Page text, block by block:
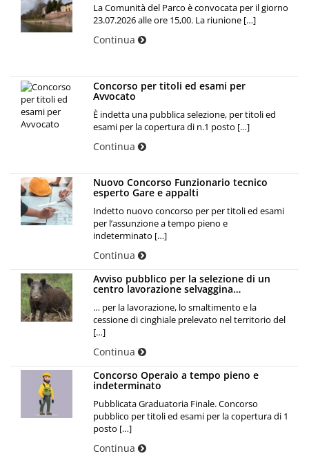
La Comunità del Parco è convocata per il giorno
23.07.2026 alle ore 15,00. La riunione […]
Continua
Concorso per titoli ed esami per
Avvocato
È indetta una pubblica selezione, per titoli ed
esami per la copertura di n.1 posto […]
Continua
Nuovo Concorso Funzionario tecnico
esperto Gare e appalti
Indetto nuovo concorso per per titoli ed esami
per l’assunzione a tempo pieno e
indeterminato […]
Continua
Avviso pubblico per la selezione di un
centro lavorazione selvaggina…
… per la lavorazione, lo smaltimento e la
cessione di cinghiale prelevato nel territorio del
[…]
Continua
Concorso Operaio a tempo pieno e
indeterminato
Pubblicata Graduatoria Finale. Concorso
pubblico per titoli ed esami per la copertura di 1
posto […]
Continua